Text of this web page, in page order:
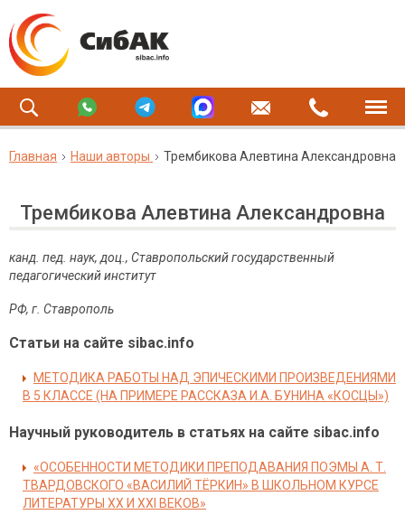
Главная Наши авторы Трембикова Алевтина Александровна
Трембикова Алевтина Александровна
канд. пед. наук, доц., Ставропольский государственный
педагогический институт
РФ, г. Ставрополь
Статьи на сайте sibac.info
МЕТОДИКА РАБОТЫ НАД ЭПИЧЕСКИМИ ПРОИЗВЕДЕНИЯМИ
В 5 КЛАССЕ (НА ПРИМЕРЕ РАССКАЗА И.А. БУНИНА «КОСЦЫ»)
Научный руководитель в статьях на сайте sibac.info
«ОСОБЕННОСТИ МЕТОДИКИ ПРЕПОДАВАНИЯ ПОЭМЫ А. Т.
ТВАРДОВСКОГО «ВАСИЛИЙ ТЁРКИН» В ШКОЛЬНОМ КУРСЕ
ЛИТЕРАТУРЫ XX И XXI ВЕКОВ»